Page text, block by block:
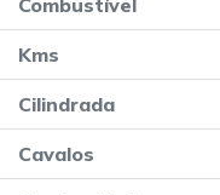
Combustível
Kms
Cilindrada
Cavalos